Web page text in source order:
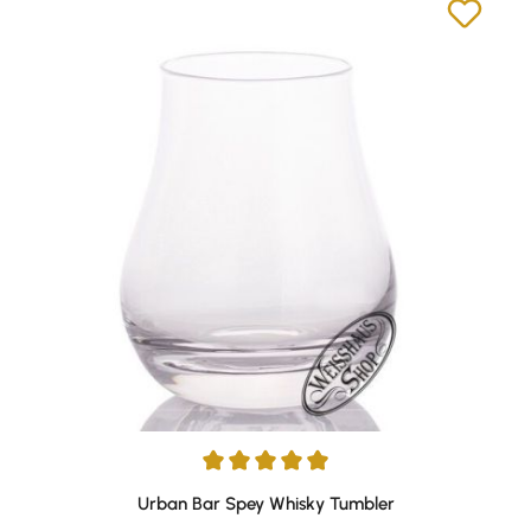
Durchschnittliche Bewertung von 4.88 von 5 Sternen
Urban Bar Spey Whisky Tumbler